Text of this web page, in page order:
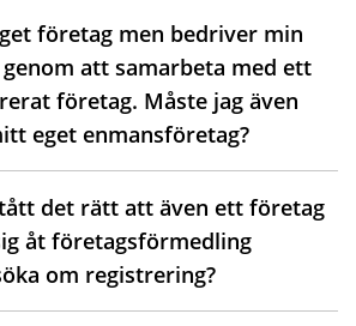
företag men bedriver min
att samarbeta med ett
företag. Måste jag även
eget enmansföretag?
det rätt att även ett företag
åt företagsförmedling
om registrering?